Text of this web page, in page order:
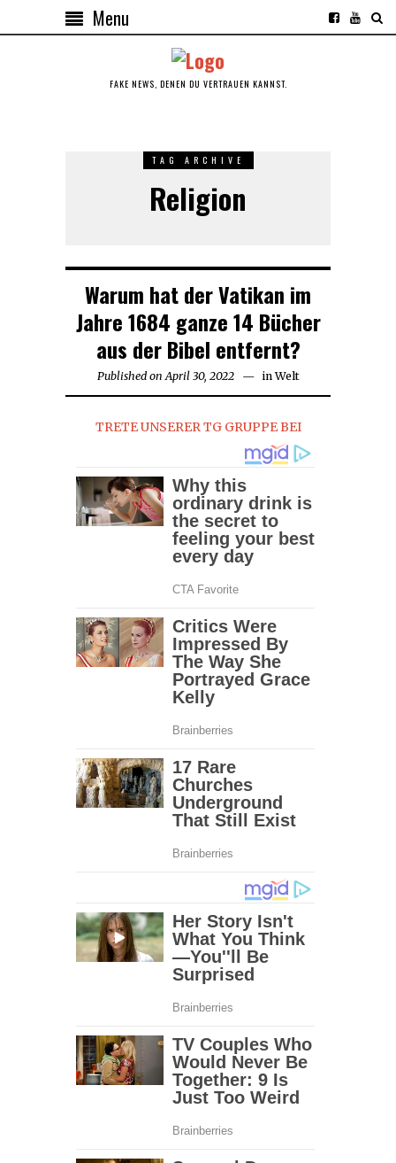
Menu
FAKE NEWS, DENEN DU VERTRAUEN KANNST.
TAG ARCHIVE
Religion
Warum hat der Vatikan im
Jahre 1684 ganze 14 Bücher
aus der Bibel entfernt?
Published on April 30, 2022Marchin Welt
TRETE UNSERER TG GRUPPE BEI